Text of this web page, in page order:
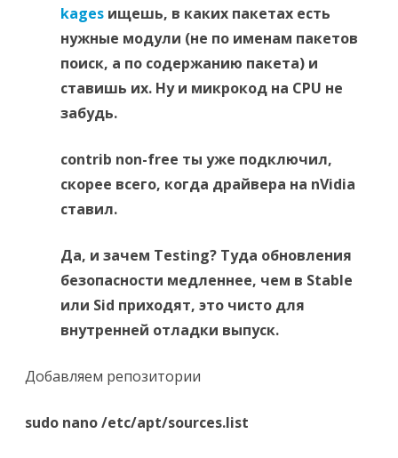
kages ищешь, в каких пакетах есть
нужные модули (не по именам пакетов
поиск, а по содержанию пакета) и
ставишь их. Ну и микрокод на CPU не
забудь.
contrib non-free ты уже подключил,
скорее всего, когда драйвера на nVidia
ставил.
Да, и зачем Testing? Туда обновления
безопасности медленнее, чем в Stable
или Sid приходят, это чисто для
внутренней отладки выпуск.
Добавляем репозитории
sudo nano /etc/apt/sources.list